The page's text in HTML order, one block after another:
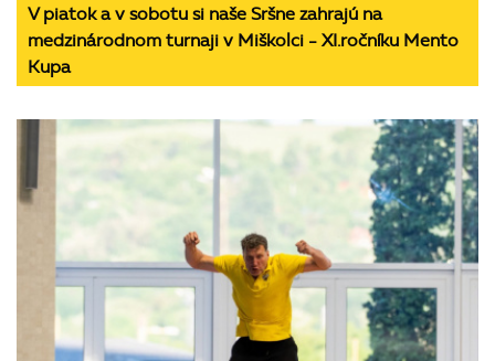
V piatok a v sobotu si naše Sršne zahrajú na
medzinárodnom turnaji v Miškolci - XI.ročníku Mento
Kupa